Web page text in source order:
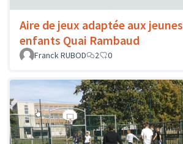
Aire de jeux adaptée aux jeunes
enfants Quai Rambaud
Franck RUBOD
2 0